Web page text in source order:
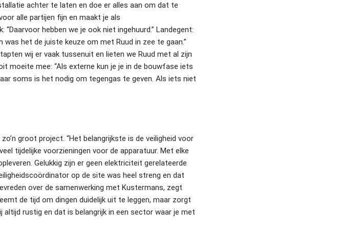
achter te laten en doe er alles aan om dat te
alle partijen fijn en maakt je als
hebben we je ook niet ingehuurd.” Landegent:
het de juiste keuze om met Ruud in zee te gaan.”
wij er vaak tussenuit en lieten we Ruud met al zijn
moeite mee: “Als externe kun je je in de bouwfase iets
soms is het nodig om tegengas te geven. Als iets niet
groot project. “Het belangrijkste is de veiligheid voor
tijdelijke voorzieningen voor de apparatuur. Met elke
Gelukkig zijn er geen elektriciteit gerelateerde
op de site was heel streng en dat
over de samenwerking met Kustermans, zegt
de tijd om dingen duidelijk uit te leggen, maar zorgt
rustig en dat is belangrijk in een sector waar je met